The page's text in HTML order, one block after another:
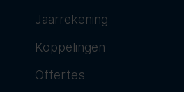
Jaarrekening
Koppelingen
Offertes